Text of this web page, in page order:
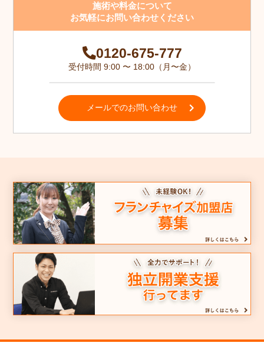
施術や料金について
お気軽にお問い合わせください
0120-675-777
受付時間 9:00 〜 18:00（月〜金）
メールでのお問い合わせ